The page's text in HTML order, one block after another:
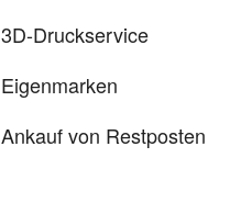
3D-Druckservice
Eigenmarken
Ankauf von Restposten